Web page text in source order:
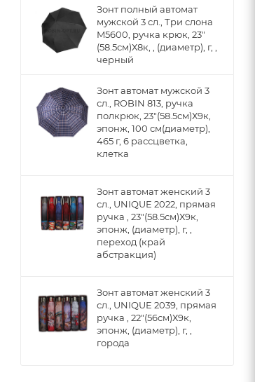
Зонт полный автомат
мужской 3 сл., Три слона
M5600, ручка крюк, 23"
(58.5см)Х8к, , (диаметр), г, ,
черный
Зонт автомат мужской 3
сл., ROBIN 813, ручка
полкрюк, 23"(58.5см)Х9к,
эпонж, 100 см(диаметр),
465 г, 6 рассцветка,
клетка
Зонт автомат женский 3
сл., UNIQUE 2022, прямая
ручка , 23"(58.5см)Х9к,
эпонж, (диаметр), г, ,
переход (край
абстракция)
Зонт автомат женский 3
сл., UNIQUE 2039, прямая
ручка , 22"(56см)Х9к,
эпонж, (диаметр), г, ,
города